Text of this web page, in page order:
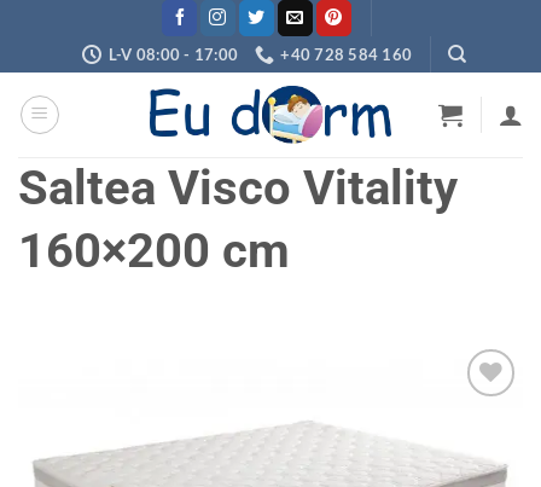
content
L-V 08:00 - 17:00 +40 728 584 160
Saltea Visco Vitality
160×200 cm
wishlist